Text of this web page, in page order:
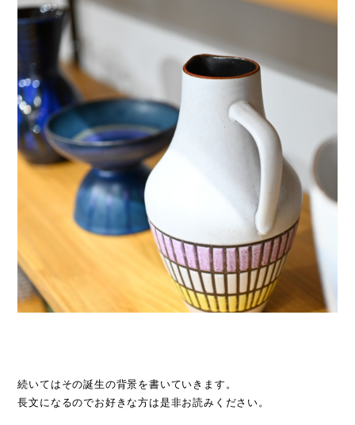
続いてはその誕生の背景を書いていきます。
長文になるのでお好きな方は是非お読みください。